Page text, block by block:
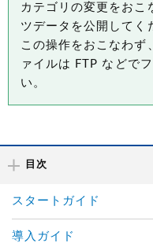
カテゴリの変更をおこ
ツデータを公開してく
この操作をおこなわず
ァイルは FTP などで
い。
目次
スタートガイド
導入ガイド